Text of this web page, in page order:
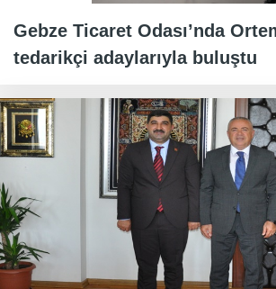
Gebze Ticaret Odası’nda
tedarikçi adaylarıyla buluştu